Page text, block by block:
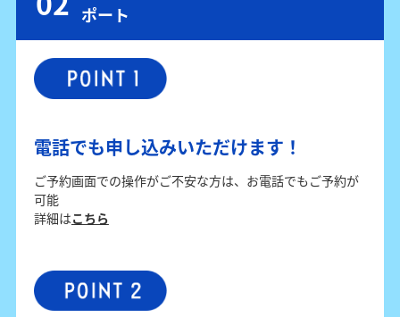
ポート
電話でも申し込みいただけます！
ご予約画面での操作がご不安な方は、お電話でもご予約が
可能
詳細はこちら